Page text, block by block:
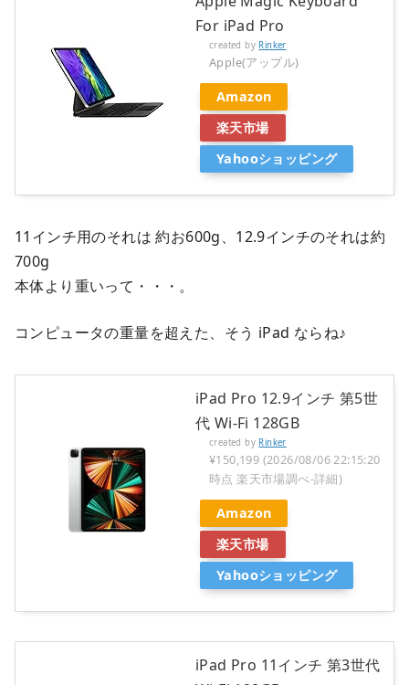
For iPad Pro
created by Rinker
Apple(アップル)
Amazon
楽天市場
Yahooショッピング
11インチ用のそれは 約お600g、12.9インチのそれは約
700g
本体より重いって・・・。
コンピュータの重量を超えた、そう iPad ならね♪
iPad Pro 12.9インチ 第5世
代 Wi-Fi 128GB
created by Rinker
¥150,199 (2026/08/06 22:15:20
時点 楽天市場調べ-詳細)
Amazon
楽天市場
Yahooショッピング
iPad Pro 11インチ 第3世代